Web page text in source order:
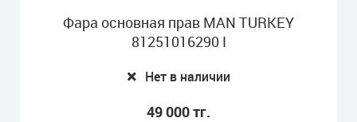
Фара основная прав MAN TURKEY
81251016290 I
Нет в наличии
49 000 тг.